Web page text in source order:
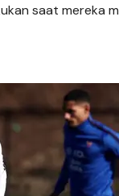
saat mereka